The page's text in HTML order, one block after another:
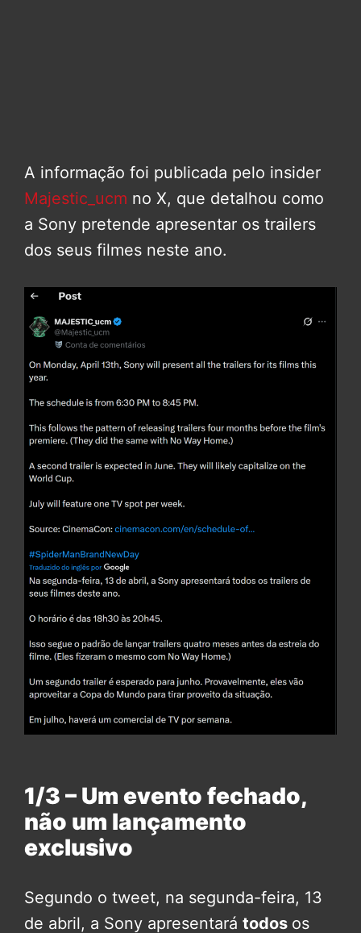
A informação foi publicada pelo insider
Majestic_ucm no X, que detalhou como
a Sony pretende apresentar os trailers
dos seus filmes neste ano.
1/3 – Um evento fechado,
não um lançamento
exclusivo
Segundo o tweet, na segunda-feira, 13
de abril, a Sony apresentará todos os